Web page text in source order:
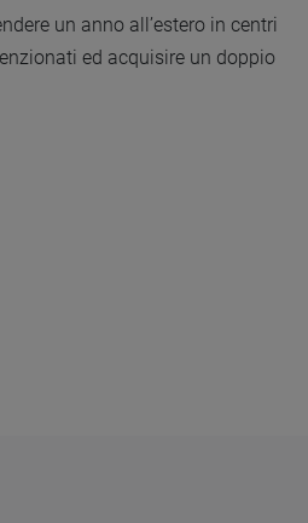
un anno all’estero in centri
ed acquisire un doppio